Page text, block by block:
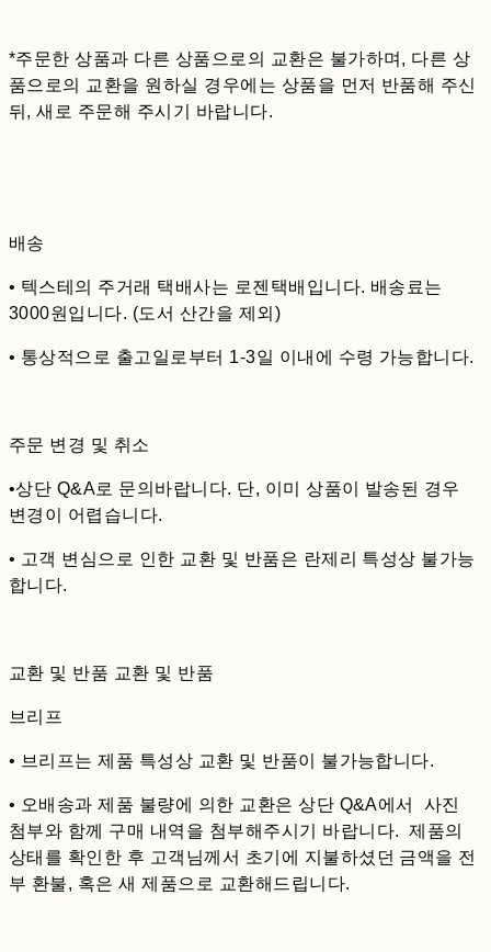
*주문한 상품과 다른 상품으로의 교환은 불가하며, 다른 상
품으로의 교환을 원하실 경우에는 상품을 먼저 반품해 주신
뒤, 새로 주문해 주시기 바랍니다.
배송
• 텍스테의 주거래 택배사는 로젠택배입니다. 배송료는
3000원입니다. (도서 산간을 제외)
• 통상적으로 출고일로부터 1-3일 이내에 수령 가능합니다.
주문 변경 및 취소
•상단 Q&A로 문의바랍니다. 단, 이미 상품이 발송된 경우
변경이 어렵습니다.
• 고객 변심으로 인한 교환 및 반품은 란제리 특성상 불가능
합니다.
교환 및 반품 교환 및 반품
브리프
• 브리프는 제품 특성상 교환 및 반품이 불가능합니다.
• 오배송과 제품 불량에 의한 교환은 상단 Q&A에서 사진
첨부와 함께 구매 내역을 첨부해주시기 바랍니다. 제품의
상태를 확인한 후 고객님께서 초기에 지불하셨던 금액을 전
부 환불, 혹은 새 제품으로 교환해드립니다.